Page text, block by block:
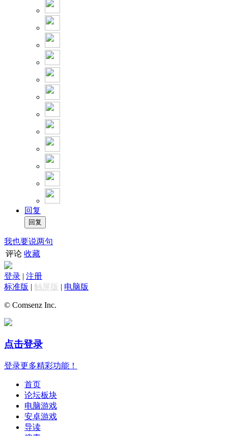
回复
我也要说两句
评论 收藏
登录 | 注册
标准版 | 触屏版 | 电脑版
© Comsenz Inc.
点击登录
登录更多精彩功能！
首页
论坛板块
电脑游戏
安卓游戏
导读